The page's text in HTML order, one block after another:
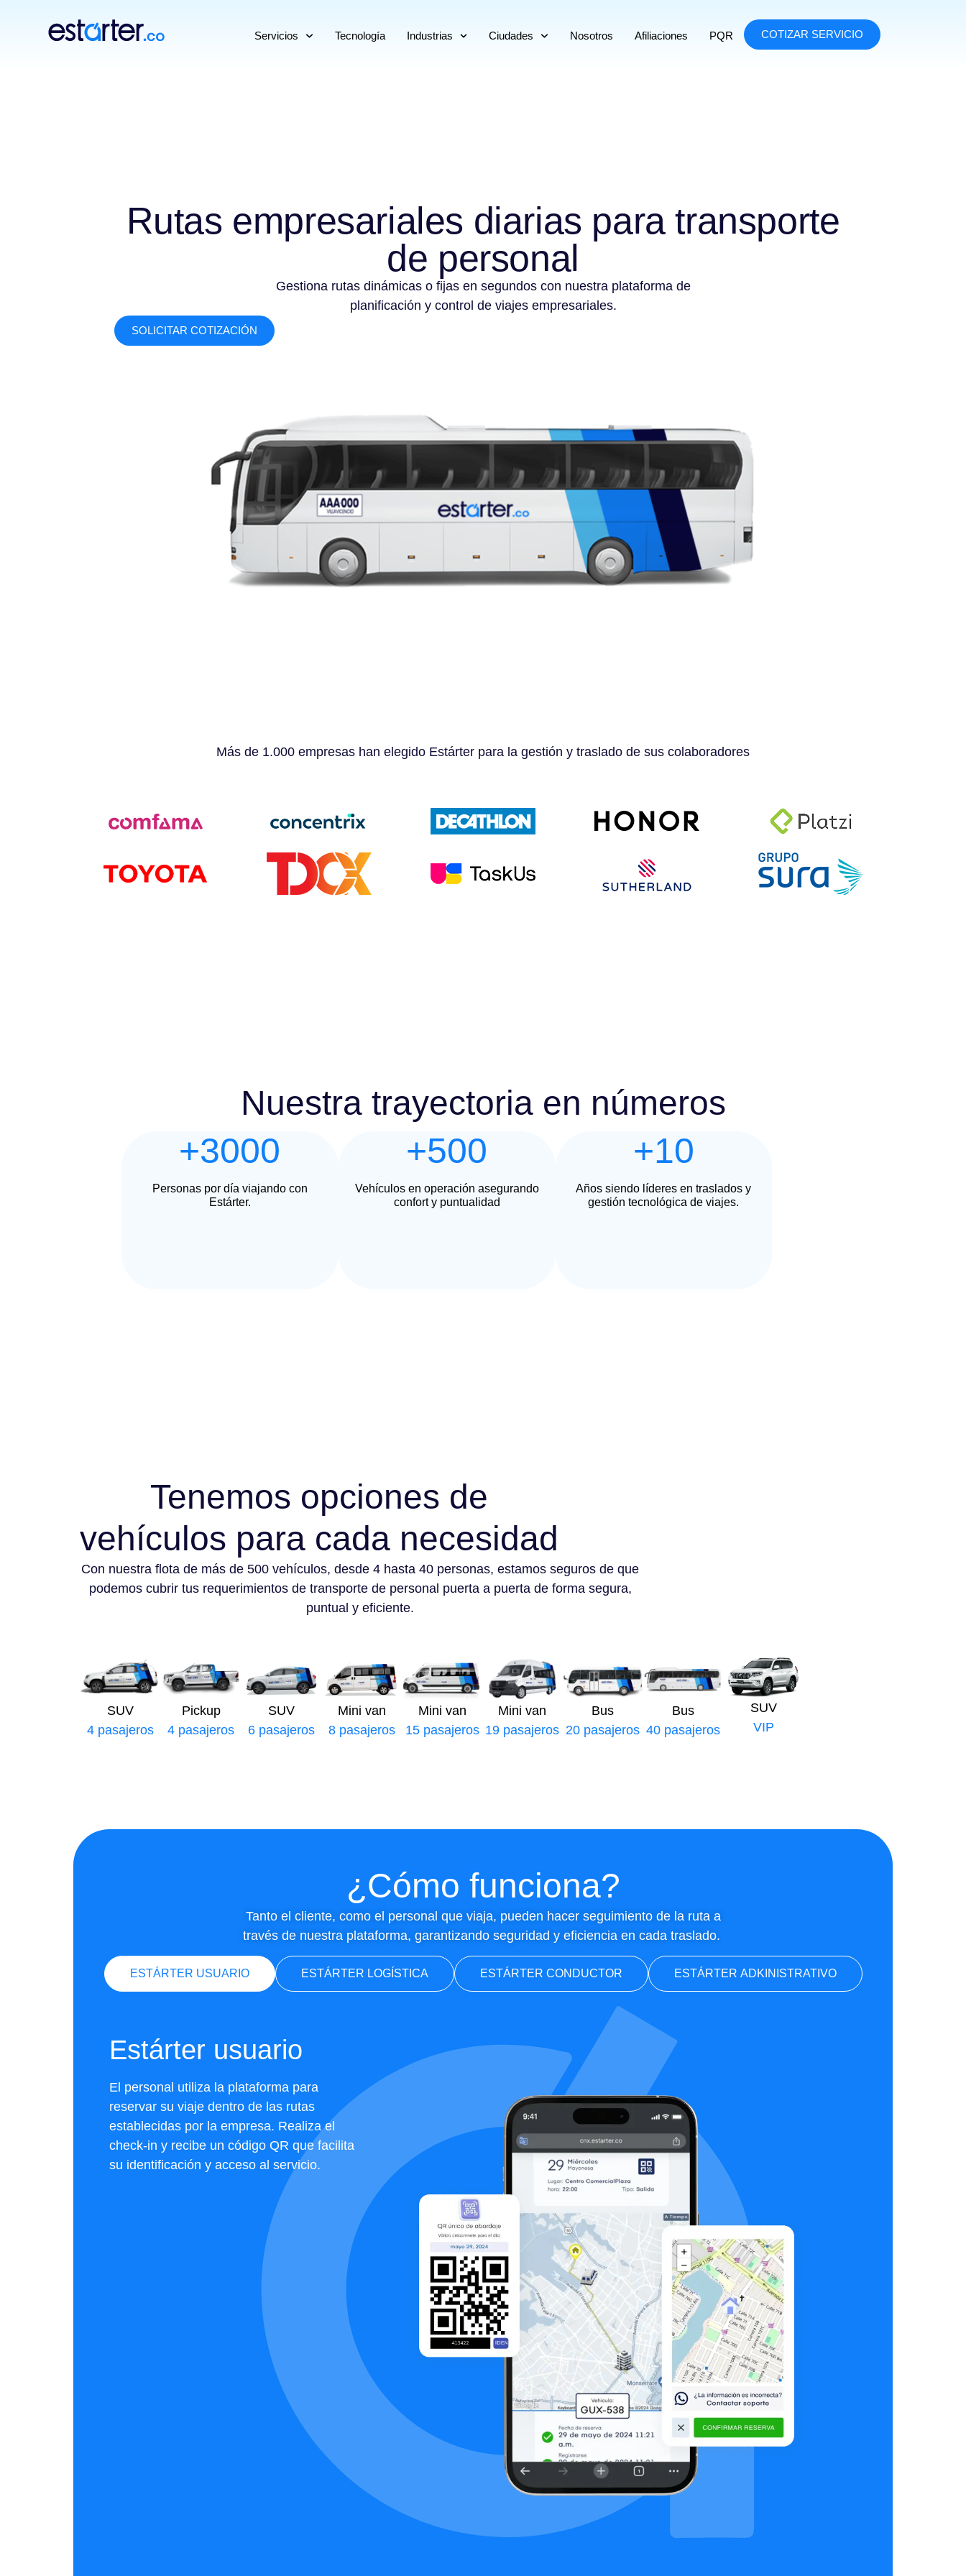
Servicios Tecnología Industrias Ciudades Nosotros Afiliaciones PQR COTIZAR SERVICIO
Rutas empresariales diarias para transporte
de personal
Gestiona rutas dinámicas o fijas en segundos con nuestra plataforma de
planificación y control de viajes empresariales.
SOLICITAR COTIZACIÓN
Más de 1.000 empresas han elegido Estárter para la gestión y traslado de sus colaboradores
Nuestra trayectoria en números
+3000
Personas por día viajando con
Estárter.
+500
Vehículos en operación asegurando
confort y puntualidad
+10
Años siendo líderes en traslados y
gestión tecnológica de viajes.
Tenemos opciones de
vehículos para cada necesidad
Con nuestra flota de más de 500 vehículos, desde 4 hasta 40 personas, estamos seguros de que
podemos cubrir tus requerimientos de transporte de personal puerta a puerta de forma segura,
puntual y eficiente.
SUV
4 pasajeros
Pickup
4 pasajeros
SUV
6 pasajeros
Mini van
8 pasajeros
Mini van
15 pasajeros
Mini van
19 pasajeros
Bus
20 pasajeros
Bus
40 pasajeros
SUV
VIP
¿Cómo funciona?
Tanto el cliente, como el personal que viaja, pueden hacer seguimiento de la ruta a
través de nuestra plataforma, garantizando seguridad y eficiencia en cada traslado.
ESTÁRTER USUARIO ESTÁRTER LOGÍSTICA ESTÁRTER CONDUCTOR ESTÁRTER ADKINISTRATIVO
Estárter usuario
El personal utiliza la plataforma para
reservar su viaje dentro de las rutas
establecidas por la empresa. Realiza el
check-in y recibe un código QR que facilita
su identificación y acceso al servicio.